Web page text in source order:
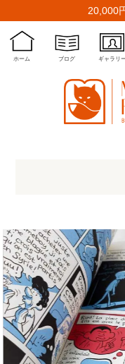
20,000
ホーム ブログ ギャラリ